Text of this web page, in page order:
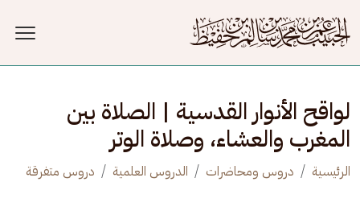
لواقح الأنوار القدسية | الصلاة بين
المغرب والعشاء، وصلاة الوتر
الرئيسية دروس ومحاضرات الدروس العلمية دروس متفرقة